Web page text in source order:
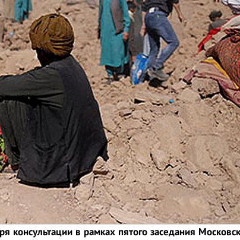
консультации в рамках пятого заседания